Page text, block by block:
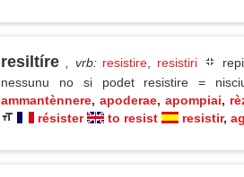
resiltíre , vrb: resistire resistiri
nessunu no si podet resistire =
ammantènnere,apoderae,apompiai,
résister
to resist resistir,